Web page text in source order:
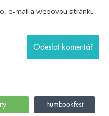
e-mail a webovou stránku
humbookfest